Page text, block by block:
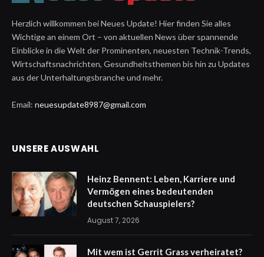
Herzlich willkommen bei Neues Update! Hier finden Sie alles
Wichtige an einem Ort – von aktuellen News über spannende
Einblicke in die Welt der Prominenten, neuesten Technik-Trends,
Wirtschaftsnachrichten, Gesundheitsthemen bis hin zu Updates
aus der Unterhaltungsbranche und mehr.
Email: neuesupdate8987@gmail.com
UNSERE AUSWAHL
Heinz Bennent: Leben, Karriere und
Vermögen eines bedeutenden
deutschen Schauspielers?
August 7, 2026
Mit wem ist Gerrit Grass verheiratet?